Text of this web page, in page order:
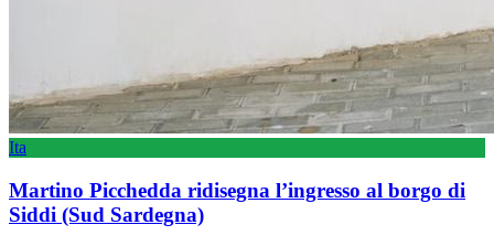
Ita
Martino Picchedda ridisegna l’ingresso al borgo di
Siddi (Sud Sardegna)